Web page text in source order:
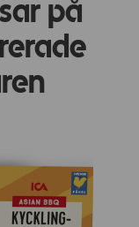
på